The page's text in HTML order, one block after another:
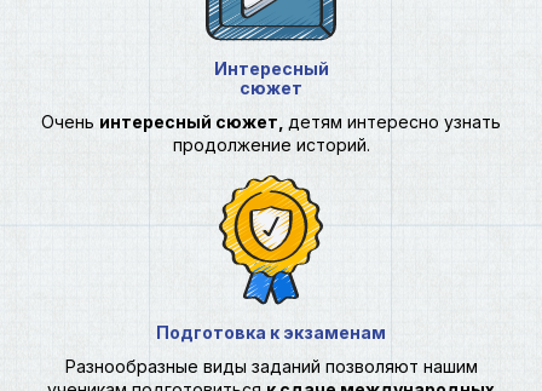
Интересный
сюжет
Очень интересный сюжет, детям интересно узнать
продолжение историй.
Подготовка к экзаменам
Разнообразные виды заданий позволяют нашим